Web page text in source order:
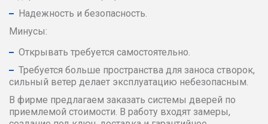
Надежность и безопасность.
Минусы:
Открывать требуется самостоятельно.
Требуется больше пространства для заноса створок,
сильный ветер делает эксплуатацию небезопасным.
В фирме предлагаем заказать системы дверей по
приемлемой стоимости. В работу входят замеры,